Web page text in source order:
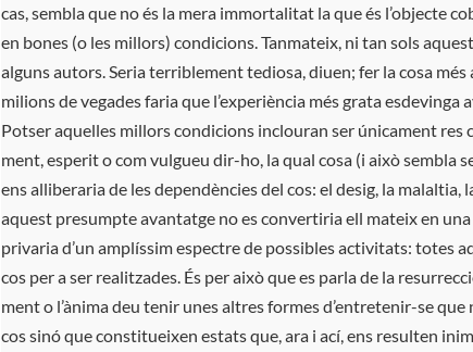
cas, sembla que no és la mera immortalitat la que és l’objecte
en bones (o les millors) condicions. Tanmateix, ni tan sols
alguns autors. Seria terriblement tediosa, diuen; fer la cosa
milions de vegades faria que l’experiència més grata esdevinga
Potser aquelles millors condicions inclouran ser únicament res
ment, esperit o com vulgueu dir-ho, la qual cosa (i això sembla
ens alliberaria de les dependències del cos: el desig, la malaltia,
aquest presumpte avantatge no es convertiria ell mateix en una
privaria d’un amplíssim espectre de possibles activitats: totes
cos per a ser realitzades. És per això que es parla de la
ment o l’ànima deu tenir unes altres formes d’entretenir-se
cos sinó que constitueixen estats que, ara i ací, ens resulten